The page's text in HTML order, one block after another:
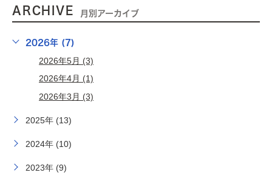
ARCHIVE 月別アーカイブ
2026年 (7)
2026年5月 (3)
2026年4月 (1)
2026年3月 (3)
2025年 (13)
2024年 (10)
2023年 (9)